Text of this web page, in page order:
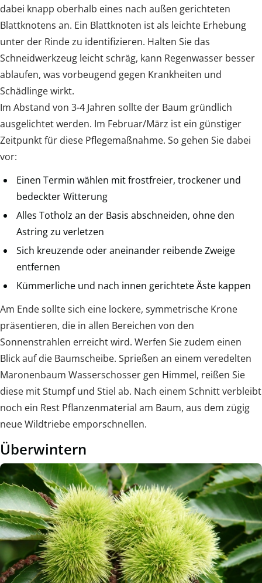
dabei knapp oberhalb eines nach außen gerichteten
Blattknotens an. Ein Blattknoten ist als leichte Erhebung
unter der Rinde zu identifizieren. Halten Sie das
Schneidwerkzeug leicht schräg, kann Regenwasser besser
ablaufen, was vorbeugend gegen Krankheiten und
Schädlinge wirkt.
Im Abstand von 3-4 Jahren sollte der Baum gründlich
ausgelichtet werden. Im Februar/März ist ein günstiger
Zeitpunkt für diese Pflegemaßnahme. So gehen Sie dabei
vor:
Einen Termin wählen mit frostfreier, trockener und
bedeckter Witterung
Alles Totholz an der Basis abschneiden, ohne den
Astring zu verletzen
Sich kreuzende oder aneinander reibende Zweige
entfernen
Kümmerliche und nach innen gerichtete Äste kappen
Am Ende sollte sich eine lockere, symmetrische Krone
präsentieren, die in allen Bereichen von den
Sonnenstrahlen erreicht wird. Werfen Sie zudem einen
Blick auf die Baumscheibe. Sprießen an einem veredelten
Maronenbaum Wasserschosser gen Himmel, reißen Sie
diese mit Stumpf und Stiel ab. Nach einem Schnitt verbleibt
noch ein Rest Pflanzenmaterial am Baum, aus dem zügig
neue Wildtriebe emporschnellen.
Überwintern